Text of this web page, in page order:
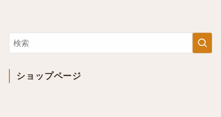
ショップページ